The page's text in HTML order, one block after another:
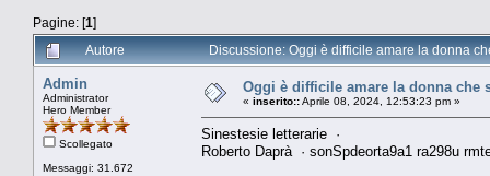
Pagine: [1]
Autore
Discussione: Oggi è difficile amare la donna
Admin
Administrator
Hero Member
Scollegato
Messaggi: 31.672
Oggi è difficile amare la donna che
« inserito::Aprile 08, 2024, 12:53:23 pm »
Sinestesie letterarie ·
Roberto Daprà · sonSpdeorta9a1 ra298u